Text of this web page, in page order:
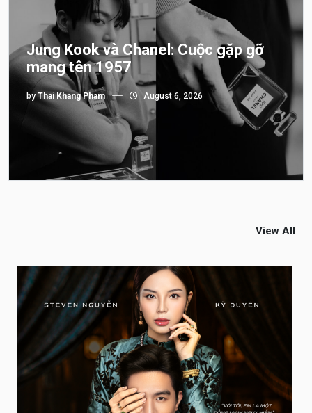
Jung Kook và Chanel: Cuộc gặp gỡ
mang tên 1957
byThai Khang Pham August 6, 2026
View All